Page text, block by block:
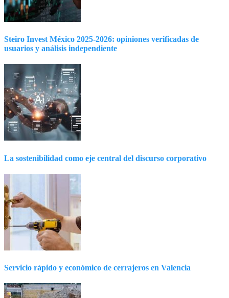
Steiro Invest México 2025-2026: opiniones verificadas de
usuarios y análisis independiente
La sostenibilidad como eje central del discurso corporativo
Servicio rápido y económico de cerrajeros en Valencia